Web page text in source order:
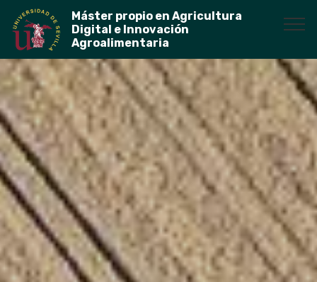
Máster propio en Agricultura
Digital e Innovación
Agroalimentaria